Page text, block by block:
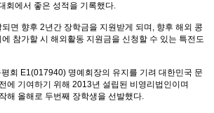
회에서 좋은 성적을 기록했다.
면 향후 2년간 장학금을 지원받게 되며, 향후 해외 콩
참가할 시 해외활동 지원금을 신청할 수 있는 특전도
회 E1(017940) 명예회장의 유지를 기려 대한민국 문
에 기여하기 위해 2013년 설립된 비영리법인이며
해 올해로 두번째 장학생을 선발했다.